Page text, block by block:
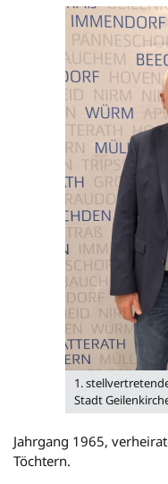
1.
Stadt
Jahrgang 1965,
Töchtern.